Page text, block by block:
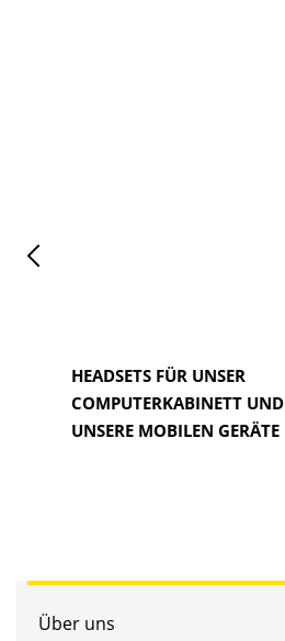
HEADSETS FÜR UNSER
COMPUTERKABINETT UND
UNSERE MOBILEN GERÄTE
Über uns